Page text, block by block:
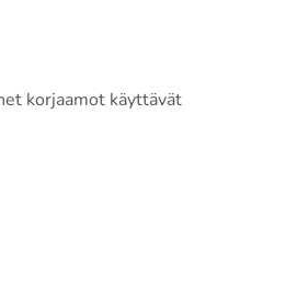
korjaamot käyttävät